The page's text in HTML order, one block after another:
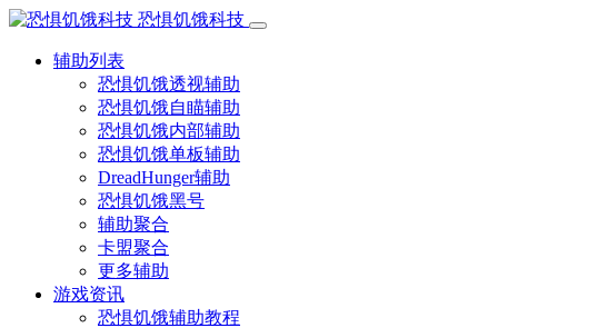
恐惧饥饿科技
辅助列表
恐惧饥饿透视辅助
恐惧饥饿自瞄辅助
恐惧饥饿内部辅助
恐惧饥饿单板辅助
DreadHunger辅助
恐惧饥饿黑号
辅助聚合
卡盟聚合
更多辅助
游戏资讯
恐惧饥饿辅助教程